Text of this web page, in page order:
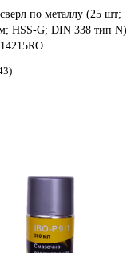
по металлу (25 шт;
HSS-G; DIN 338 тип N)